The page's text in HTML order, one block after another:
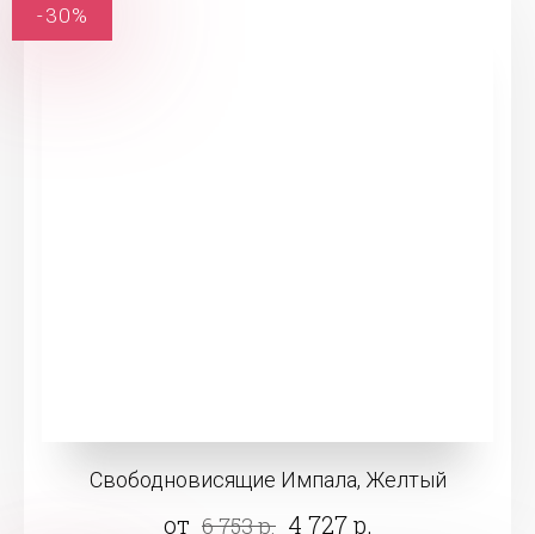
Свободновисящие Импала, Желтый
от 6 753 р. 4 727 р.
-30%